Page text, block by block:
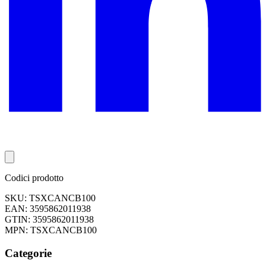
Codici prodotto
SKU: TSXCANCB100
EAN: 3595862011938
GTIN: 3595862011938
MPN: TSXCANCB100
Categorie